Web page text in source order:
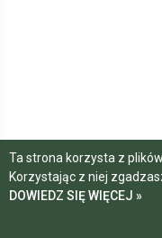
Ta strona korzysta z plików
Korzystając z niej
DOWIEDZ SIĘ WIĘCEJ »